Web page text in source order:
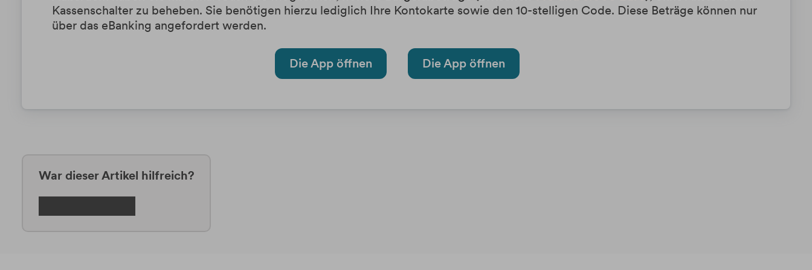
Kassenschalter zu beheben. Sie benötigen hierzu lediglich Ihre Kontokarte sowie den 10-stelligen Code. Diese Beträge können nur
über das eBanking angefordert werden.
Die App öffnen Die App öffnen
War dieser Artikel hilfreich?